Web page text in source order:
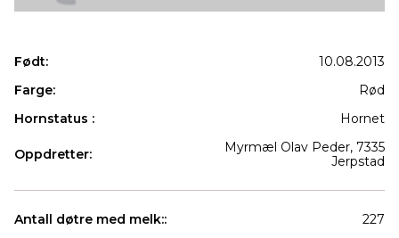
Født:
10.08.2013
Farge:
Rød
Hornstatus :
Hornet
Oppdretter:
Myrmæl Olav Peder, 7335
Jerpstad
Antall døtre med melk::
227